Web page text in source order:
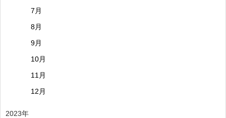
7月
8月
9月
10月
11月
12月
2023年